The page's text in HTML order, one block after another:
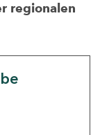
regionalen